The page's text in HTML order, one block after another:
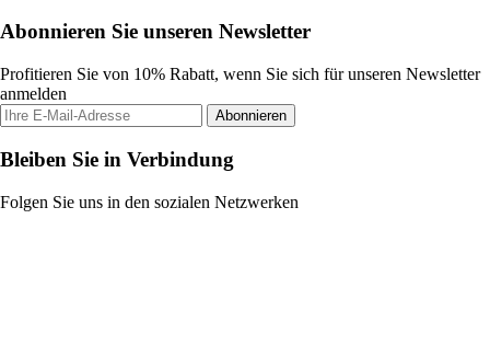
Abonnieren Sie unseren Newsletter
Profitieren Sie von 10% Rabatt, wenn Sie sich für unseren Newsletter
anmelden
Abonnieren
Bleiben Sie in Verbindung
Folgen Sie uns in den sozialen Netzwerken